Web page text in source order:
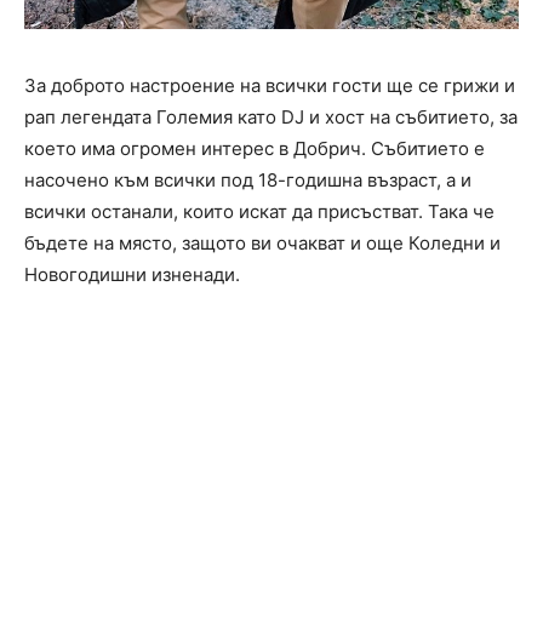
За доброто настроение на всички гости ще се грижи и
рап легендата Големия като DJ и хост на събитието, за
което има огромен интерес в Добрич. Събитието е
насочено към всички под 18-годишна възраст, а и
всички останали, които искат да присъстват. Така че
бъдете на място, защото ви очакват и още Коледни и
Новогодишни изненади.